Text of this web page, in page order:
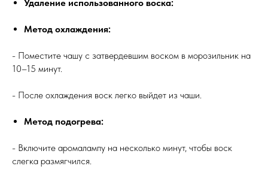
Удаление использованного воска:
Метод охлаждения:
- Поместите чашу с затвердевшим воском в морозильник на
10–15 минут.
- После охлаждения воск легко выйдет из чаши.
Метод подогрева:
- Включите аромалампу на несколько минут, чтобы воск
слегка размягчился.